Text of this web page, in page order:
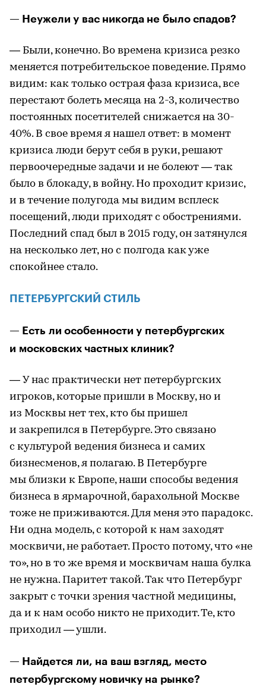
— Неужели у вас никогда не было спадов?
— Были, конечно. Во времена кризиса резко
меняется потребительское поведение. Прямо
видим: как только острая фаза кризиса, все
перестают болеть месяца на 2-3, количество
постоянных посетителей снижается на 30-
40%. В свое время я нашел ответ: в момент
кризиса люди берут себя в руки, решают
первоочередные задачи и не болеют — так
было в блокаду, в войну. Но проходит кризис,
и в течение полугода мы видим всплеск
посещений, люди приходят с обострениями.
Последний спад был в 2015 году, он затянулся
на несколько лет, но с полгода как уже
спокойнее стало.
ПЕТЕРБУРГСКИЙ СТИЛЬ
— Есть ли особенности у петербургских
и московских частных клиник?
— У нас практически нет петербургских
игроков, которые пришли в Москву, но и
из Москвы нет тех, кто бы пришел
и закрепился в Петербурге. Это связано
с культурой ведения бизнеса и самих
бизнесменов, я полагаю. В Петербурге
мы близки к Европе, наши способы ведения
бизнеса в ярмарочной, барахольной Москве
тоже не приживаются. Для меня это парадокс.
Ни одна модель, с которой к нам заходят
москвичи, не работает. Просто потому, что «не
то», но в то же время и москвичам наша булка
не нужна. Паритет такой. Так что Петербург
закрыт с точки зрения частной медицины,
да и к нам особо никто не приходит. Те, кто
приходил — ушли.
— Найдется ли, на ваш взгляд, место
петербургскому новичку на рынке?